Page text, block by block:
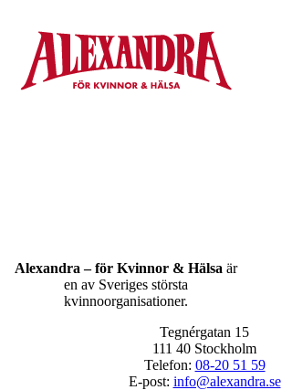
Alexandra – för Kvinnor & Hälsa är
en av Sveriges största
kvinnoorganisationer.
Tegnérgatan 15
111 40 Stockholm
Telefon: 08-20 51 59
E-post: info@alexandra.se